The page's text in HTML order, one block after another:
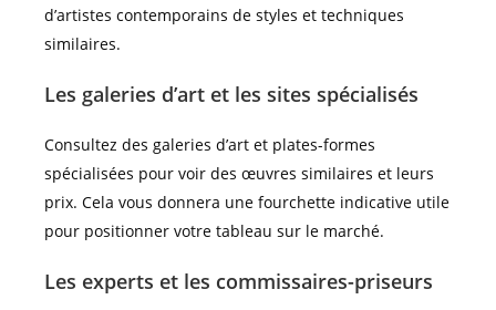
d’artistes contemporains de styles et techniques
similaires.
Les galeries d’art et les sites spécialisés
Consultez des galeries d’art et plates-formes
spécialisées pour voir des œuvres similaires et leurs
prix. Cela vous donnera une fourchette indicative utile
pour positionner votre tableau sur le marché.
Les experts et les commissaires-priseurs